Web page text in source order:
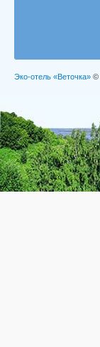
Эко-отель «Веточка» ©